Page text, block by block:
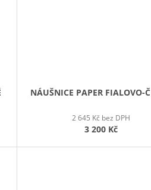
NÁUŠNICE PAPER FIALOVO-
2 645 Kč bez DPH
3 200 Kč